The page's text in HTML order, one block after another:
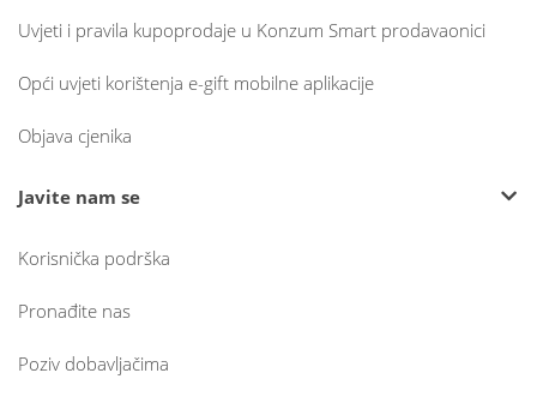
Uvjeti i pravila kupoprodaje u Konzum Smart prodavaonici
Opći uvjeti korištenja e-gift mobilne aplikacije
Objava cjenika
Javite nam se
Korisnička podrška
Pronađite nas
Poziv dobavljačima